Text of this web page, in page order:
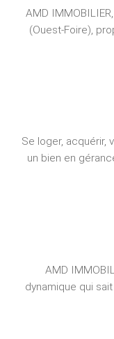
AMD
(Ouest-Foire),
Se loger, acquérir,
un bien en
AMD
dynamique qui